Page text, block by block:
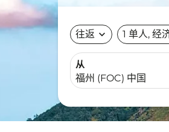
往返 expand_more 1 单人, 经
从